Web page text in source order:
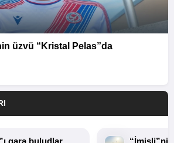
üzvü “Kristal Pelas”da
qara buludlar